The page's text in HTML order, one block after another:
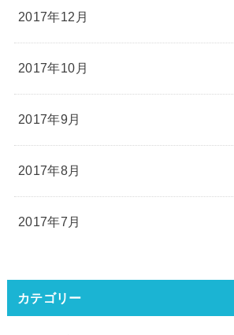
2017年12月
2017年10月
2017年9月
2017年8月
2017年7月
カテゴリー